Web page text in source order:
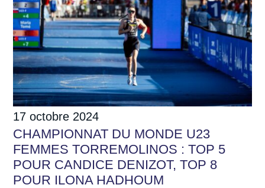
17 octobre 2024
CHAMPIONNAT DU MONDE U23
FEMMES TORREMOLINOS : TOP 5
POUR CANDICE DENIZOT, TOP 8
POUR ILONA HADHOUM